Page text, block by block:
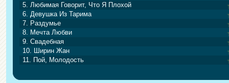
5. Любимая Говорит, Что Я Плохой
6. Девушка Из Тарима
7. Раздумье
8. Мечта Любви
9. Свадебная
10. Ширин Жан
11. Пой, Молодость